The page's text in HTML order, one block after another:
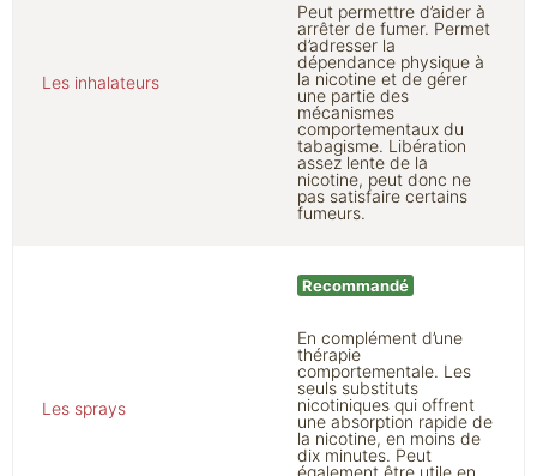
Les inhalateurs
Peut permettre d’aider à
arrêter de fumer. Permet
d’adresser la
dépendance physique à
la nicotine et de gérer
une partie des
mécanismes
comportementaux du
tabagisme. Libération
assez lente de la
nicotine, peut donc ne
pas satisfaire certains
fumeurs.
Les sprays
Recommandé
En complément d’une
thérapie
comportementale. Les
seuls substituts
nicotiniques qui offrent
une absorption rapide de
la nicotine, en moins de
dix minutes. Peut
également être utile en